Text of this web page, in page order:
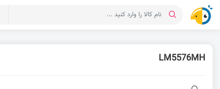
LM5576MH